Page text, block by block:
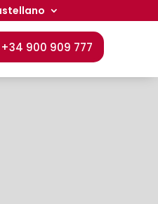
+34 900 909 777